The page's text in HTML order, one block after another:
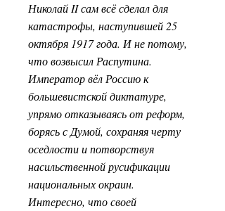
Николай II сам всё сделал для
катастрофы, наступившей 25
октября 1917 года. И не потому,
что возвысил Распутина.
Император вёл Россию к
большевистской диктатуре,
упрямо отказываясь от реформ,
борясь с Думой, сохраняя черту
оседлости и потворствуя
насильственной русификации
национальных окраин.
Интересно, что своей